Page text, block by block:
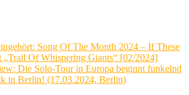
Song Of The Month 2024 – If These
„Trail Of Whispering Giants“ [02/2024]
Die Solo-Tour in Europa beginnt funkelnd
in Berlin! (17.03.2024, Berlin)